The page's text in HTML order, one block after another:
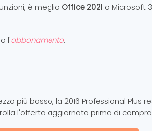
è meglio Office 2021 o Microsoft
l'abbonamento.
più basso, la 2016 Professional Plus
l'offerta aggiornata prima di